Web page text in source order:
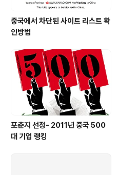
중국에서 차단된 사이트 리스트 확
인방법
포춘지 선정- 2011년 중국 500
대 기업 랭킹